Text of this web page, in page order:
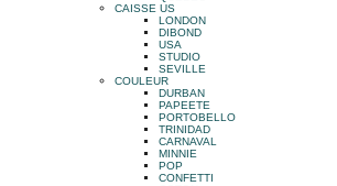
CAISSE US
LONDON
DIBOND
USA
STUDIO
SEVILLE
COULEUR
DURBAN
PAPEETE
PORTOBELLO
TRINIDAD
CARNAVAL
MINNIE
POP
CONFETTI